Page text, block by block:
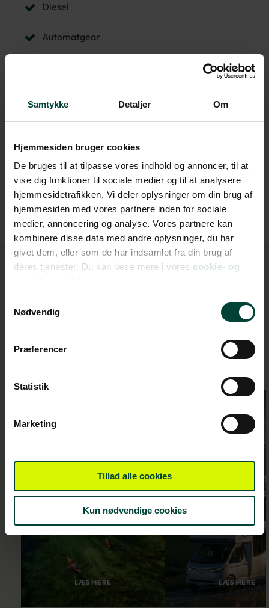
Samtykke Detaljer Om
Hjemmesiden bruger cookies
De bruges til at tilpasse vores indhold og annoncer, til at
vise dig funktioner til sociale medier og til at analysere
hjemmesidetrafikken. Vi deler oplysninger om din brug af
hjemmesiden med vores partnere inden for sociale
medier, annoncering og analyse. Vores partnere kan
kombinere disse data med andre oplysninger, du har
givet dem, eller som de har indsamlet fra din brug af
deres tjenester. Du kan læse mere i vores cookie- og
Nødvendig
Præferencer
Statistik
Marketing
Tillad alle cookies
Kun nødvendige cookies
Diesel
Automatgear
Udvendig grill
Rejseforslag i autocamper
New Zealand
fra nord til syd
– 2 uger i
autocamper
LÆS MERE
New
fra nord til
LÆS MERE